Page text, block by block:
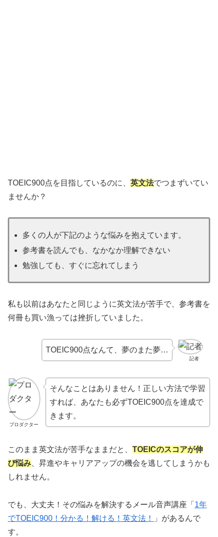
TOEIC900点を目指しているのに、 英文法でつまずいてい
ませんか？
多くの人が下記のような悩みを抱えています。
参考書を読んでも、なかなか理解できない
勉強しても、すぐに忘れてしまう
私も以前はあなたと同じように英文法が苦手で、参考書を
何冊も買い漁っては挫折していました。
記者
TOEIC900点なんて、夢のまた夢…
プロダクター
そんなことはありません！正しい方法で学習
すれば、あなたも必ずTOEIC900点を達成で
きます。
このまま英文法が苦手なままだと、 TOEICのスコアが伸
び悩み 、昇進やキャリアアップの機会を逃してしまうかも
しれません。
でも、大丈夫！その悩みを解決するメール音声講座「 1年
でTOEIC900！分かる！解ける！英文法！
」があるんで
す。